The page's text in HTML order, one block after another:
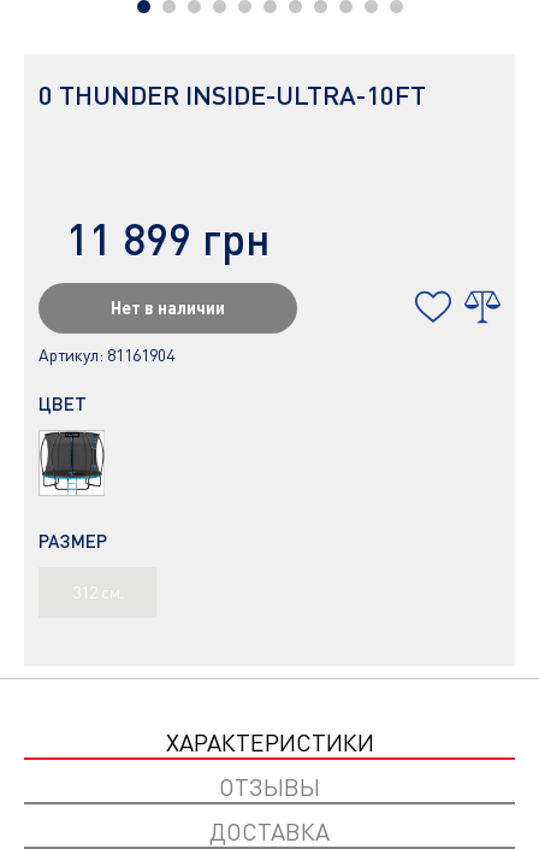
0 THUNDER INSIDE-ULTRA-10FT
11 899 грн
Нет в наличии
Артикул: 81161904
ЦВЕТ
РАЗМЕР
312 см.
ХАРАКТЕРИСТИКИ
ОТЗЫВЫ
ДОСТАВКА